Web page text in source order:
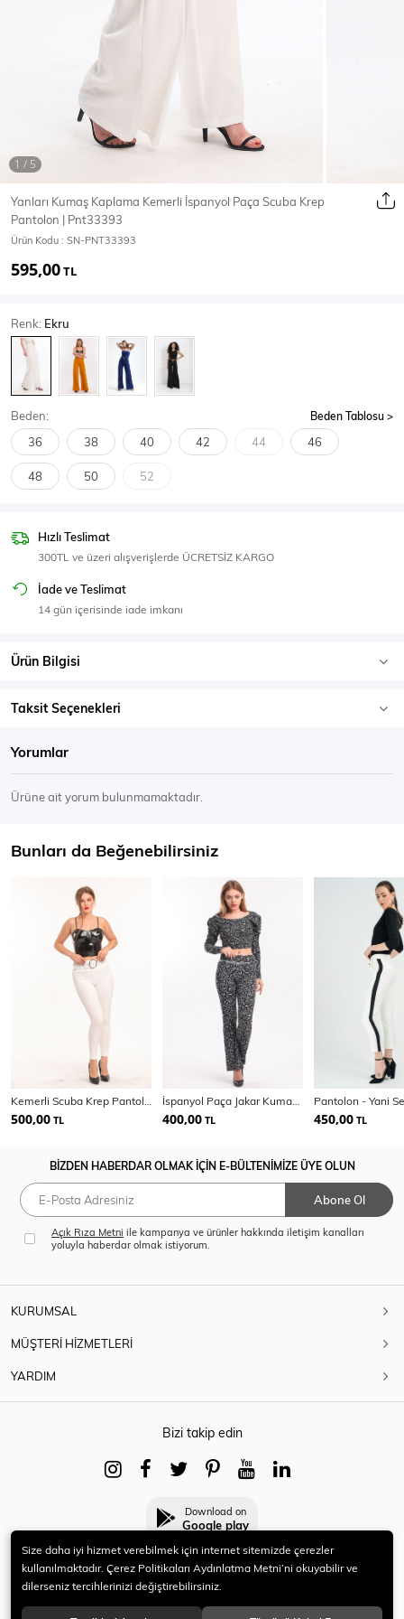
T-SHİRT & BLUZ
T-Shirt
BODY
Atlet
SPOR GİYİM
Yanları Kumaş Kaplama Kemerli İspanyol Paça Scuba Krep
Pantolon | Pnt33393
Ürün Kodu : SN-PNT33393
595,00TL
Renk: Ekru
Beden: Beden Tablosu
36 38 40 42 44 46
48 50 52
Hızlı Teslimat
300TL ve üzeri alışverişlerde ÜCRETSİZ KARGO
İade ve Teslimat
14 gün içerisinde iade imkanı
Ürün Bilgisi
Taksit Seçenekleri
Yorumlar
Ürüne ait yorum bulunmamaktadır.
Bunları da Beğenebilirsiniz
500,00 TL 400,00 TL 450,00 TL
BİZDEN HABERDAR OLMAK İÇİN E-BÜLTENİMİZE ÜYE OLUN
Abone Ol
Açık Rıza Metni ile kampanya ve ürünler hakkında iletişim kanalları
yoluyla haberdar olmak istiyorum.
KURUMSAL
MÜŞTERİ HİZMETLERİ
YARDIM
Bizi takip edin
Download on
Google play
© 2021 HERYENİ. Tüm hakları saklıdır.
Size daha iyi hizmet verebilmek için internet sitemizde çerezler
kullanılmaktadır. Çerez Politikaları Aydınlatma Metni’ni okuyabilir ve
dilerseniz tercihlerinizi değiştirebilirsiniz.